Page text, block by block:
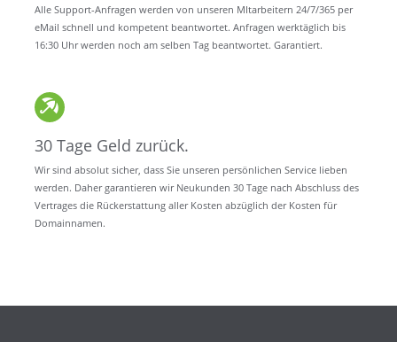
Alle Support-Anfragen werden von unseren MItarbeitern 24/7/365 per
eMail schnell und kompetent beantwortet. Anfragen werktäglich bis
16:30 Uhr werden noch am selben Tag beantwortet. Garantiert.
30 Tage Geld zurück.
Wir sind absolut sicher, dass Sie unseren persönlichen Service lieben
werden. Daher garantieren wir Neukunden 30 Tage nach Abschluss des
Vertrages die Rückerstattung aller Kosten abzüglich der Kosten für
Domainnamen.